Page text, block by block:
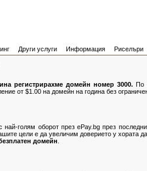
Други услуги Информация Риселъри
регистрирахме домейн номер 3000. По
от $1.00 на домейн на година без
най-голям оборот през ePay.bg през
цели е да увеличим доверието у хората
домейн